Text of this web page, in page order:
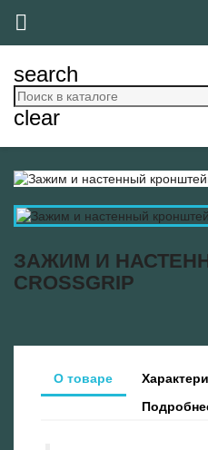

search
clear
ЗАЖИМ И
CROSSGRIP
О товаре